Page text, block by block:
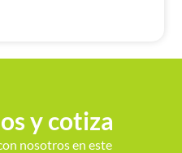
y cotiza
nosotros en este